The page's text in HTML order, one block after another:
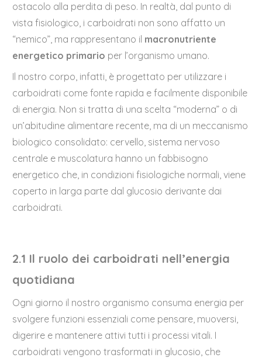
ostacolo alla perdita di peso. In realtà, dal punto di
vista fisiologico, i carboidrati non sono affatto un
“nemico”, ma rappresentano il macronutriente
energetico primario per l’organismo umano.
Il nostro corpo, infatti, è progettato per utilizzare i
carboidrati come fonte rapida e facilmente disponibile
di energia. Non si tratta di una scelta “moderna” o di
un’abitudine alimentare recente, ma di un meccanismo
biologico consolidato: cervello, sistema nervoso
centrale e muscolatura hanno un fabbisogno
energetico che, in condizioni fisiologiche normali, viene
coperto in larga parte dal glucosio derivante dai
carboidrati.
2.1 Il ruolo dei carboidrati nell’energia
quotidiana
Ogni giorno il nostro organismo consuma energia per
svolgere funzioni essenziali come pensare, muoversi,
digerire e mantenere attivi tutti i processi vitali. I
carboidrati vengono trasformati in glucosio, che